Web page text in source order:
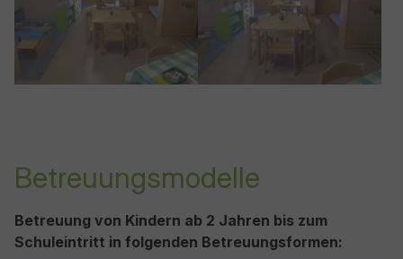
Betreuungsmodelle
Betreuung von Kindern ab 2 Jahren bis zum
Schuleintritt in folgenden Betreuungsformen: